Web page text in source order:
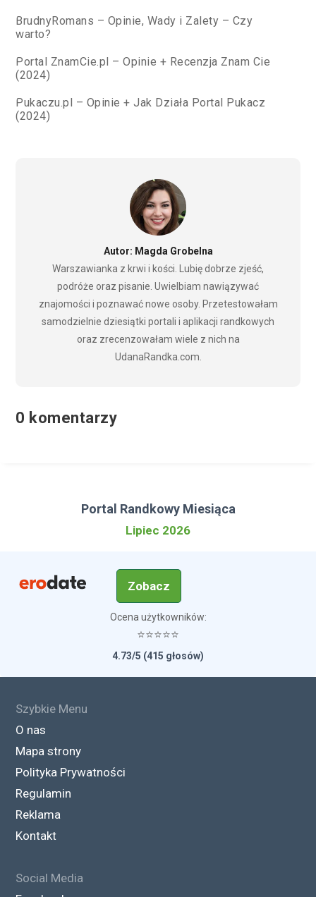
BrudnyRomans – Opinie, Wady i Zalety – Czy
warto?
Portal ZnamCie.pl – Opinie + Recenzja Znam Cie
(2024)
Pukaczu.pl – Opinie + Jak Działa Portal Pukacz
(2024)
Autor: Magda Grobelna
Warszawianka z krwi i kości. Lubię dobrze zjeść,
podróże oraz pisanie. Uwielbiam nawiązywać
znajomości i poznawać nowe osoby. Przetestowałam
samodzielnie dziesiątki portali i aplikacji randkowych
oraz zrecenzowałam wiele z nich na
UdanaRandka.com.
0 komentarzy
Portal Randkowy Miesiąca
Lipiec 2026
Zobacz
Ocena użytkowników:
⭐⭐⭐⭐⭐
4.73/5 (415 głosów)
Szybkie Menu
O nas
Mapa strony
Polityka Prywatności
Regulamin
Reklama
Kontakt
Social Media